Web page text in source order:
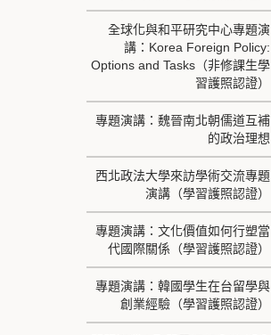
全球化與和平研究中心專題演
講：Korea Foreign Policy:
Options and Tasks（非修課生學
習護照認證）
專題演講：魏晉南北朝儒道互補
的政治理想
西北政法大學來訪學術交流專題
演講（學習護照認證）
專題演講：文化價值如何行塑當
代國際關係（學習護照認證）
專題演講：韓國學生在台留學與
創業經驗（學習護照認證）